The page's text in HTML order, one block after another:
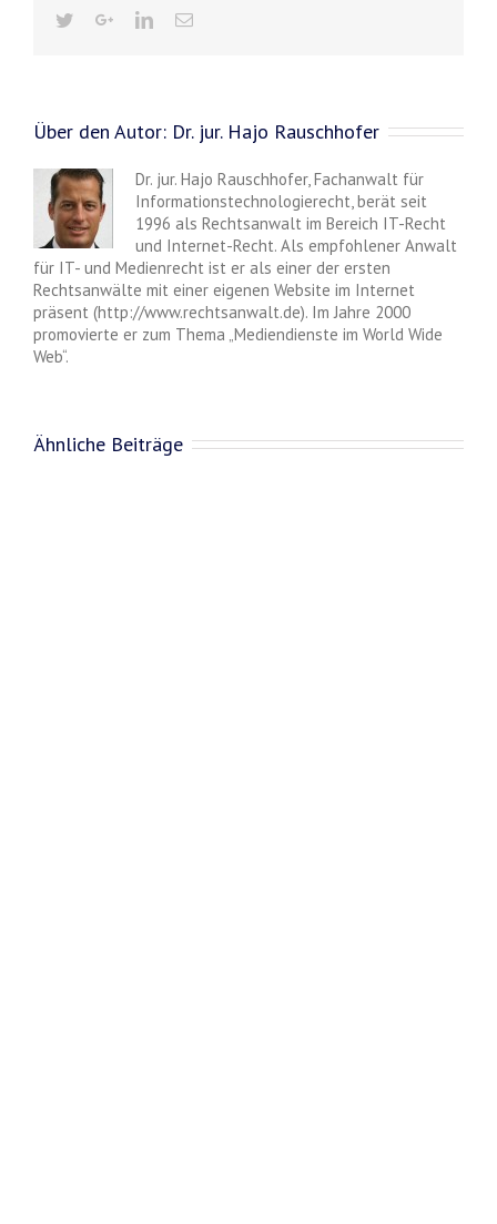
Über den Autor: Dr. jur. Hajo Rauschhofer
Dr. jur. Hajo Rauschhofer, Fachanwalt für
Informationstechnologierecht, berät seit
1996 als Rechtsanwalt im Bereich IT-Recht
und Internet-Recht. Als empfohlener Anwalt
für IT- und Medienrecht ist er als einer der ersten
Rechtsanwälte mit einer eigenen Website im Internet
präsent (http://www.rechtsanwalt.de). Im Jahre 2000
promovierte er zum Thema „Mediendienste im World Wide
Web“.
Ähnliche Beiträge